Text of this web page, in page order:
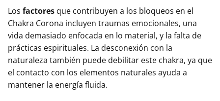
Los factores que contribuyen a los bloqueos en el
Chakra Corona incluyen traumas emocionales, una
vida demasiado enfocada en lo material, y la falta de
prácticas espirituales. La desconexión con la
naturaleza también puede debilitar este chakra, ya que
el contacto con los elementos naturales ayuda a
mantener la energía fluida.